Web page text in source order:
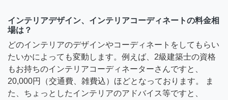
インテリアデザイン、インテリアコーディネートの料金相
場は？
どのインテリアのデザインやコーディネートをしてもらい
たいかによっても変動します。例えば、2級建築士の資格
もお持ちのインテリアコーディネーターさんですと、
20,000円（交通費、雑費込）ほどとなっております。 ま
た、ちょっとしたインテリアのアドバイス等ですと、